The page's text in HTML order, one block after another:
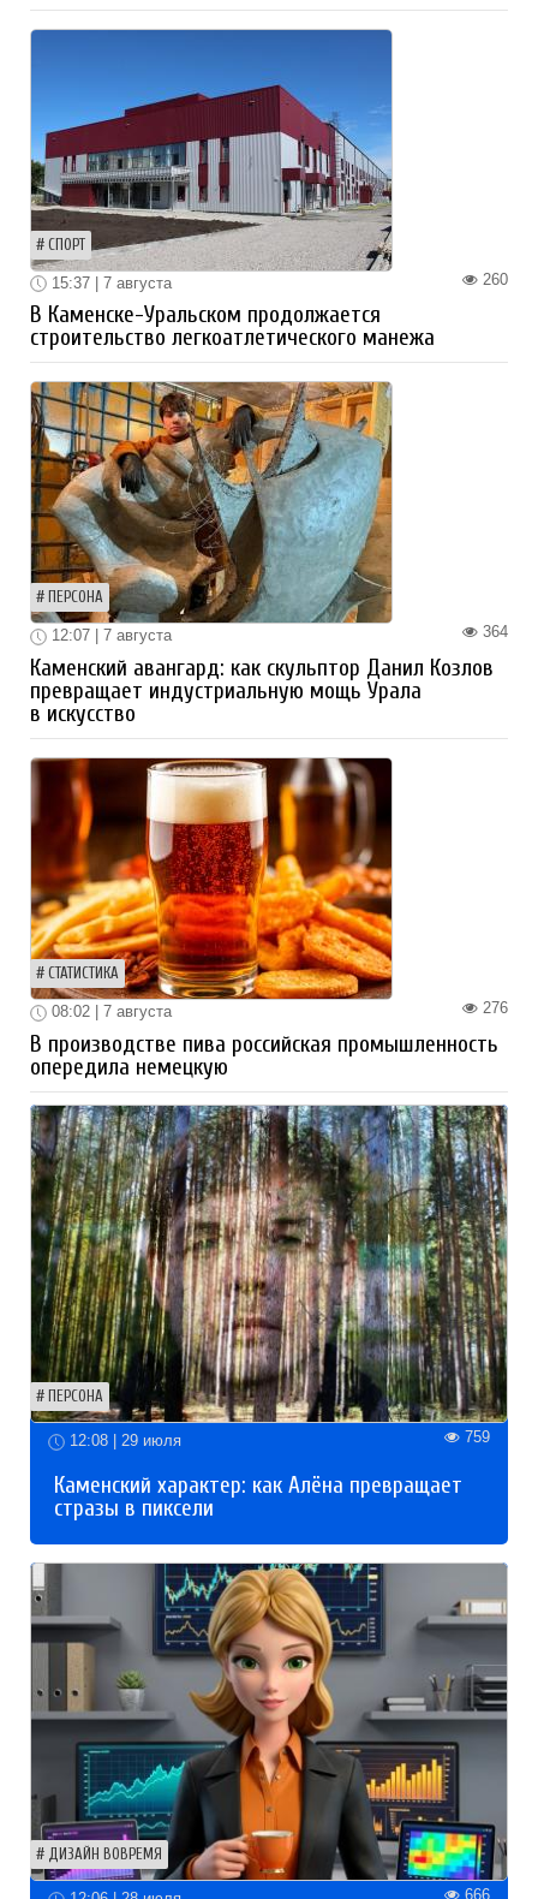
СПОРТ
260
15:37 | 7 августа
В Каменске-Уральском продолжается
строительство легкоатлетического манежа
ПЕРСОНА
364
12:07 | 7 августа
Каменский авангард: как скульптор Данил Козлов
превращает индустриальную мощь Урала
в искусство
СТАТИСТИКА
276
08:02 | 7 августа
В производстве пива российская промышленность
опередила немецкую
ПЕРСОНА
12:08 | 29 июля 759
Каменский характер: как Алёна превращает
стразы в пиксели
ДИЗАЙН ВОВРЕМЯ
666